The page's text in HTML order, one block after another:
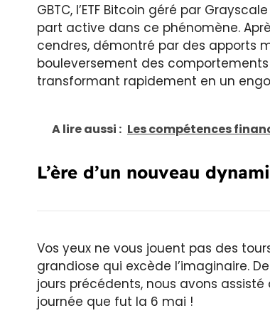
GBTC, l’ETF Bitcoin géré par
part active dans ce phénomène.
cendres, démontré par des apports
bouleversement des
transformant rapidement en un
A lire aussi : Les compétences
L’ère d’un nouveau
Vos yeux ne vous jouent pas des
grandiose qui excède l’imaginaire.
jours précédents, nous avons
journée que fut la 6 mai !